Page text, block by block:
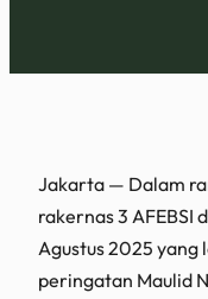
Jakarta — Dalam
rakernas 3 AFEBSI
Agustus 2025 yang
peringatan Maulid